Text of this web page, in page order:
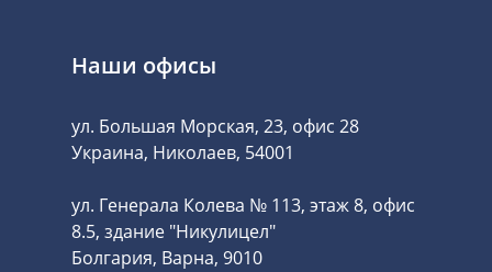
Наши офисы
ул. Большая Морская, 23, офис 28
Украина, Николаев, 54001
ул. Генерала Колева № 113, этаж 8, офис
8.5, здание "Никулицел"
Болгария, Варна, 9010